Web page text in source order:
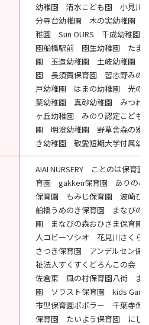
幼稚園 清水こども園 小見川
分寺台幼稚園 木の実幼稚園
稚園 Sun OURS 千成幼稚園
園船橋駅前 園生幼稚園 たま
園 玉造幼稚園 土岐幼稚園 土
園 長須賀保育園 習志野みの
戸幼稚園 はまの幼稚園 光の
葉幼稚園 真砂幼稚園 みつわ
ヶ丘幼稚園 みのり認定こども
園 明澄幼稚園 野草舎森の家
き幼稚園 敬愛短期大学付属幼
AIAI NURSERY ことのは保育
育園 gakken保育園 ありの
保育園 もみじ保育園 波崎ひ
船橋うめのき保育園 まなびの
園 まなびの森おひさま保育園
人コビーソシオ 花見川さく
さつき保育園 アンデルセン保
祉法人すくすくどろんこの会
佐倉東 風の村保育園八街 ま
園 ソラスト保育園 kids
市型保育園ポポラー 千葉寺保
保育園 たいよう保育園 にじ